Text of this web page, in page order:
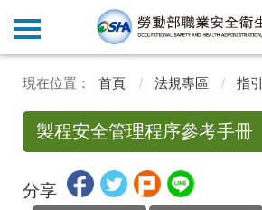
首頁 法規專區 指引
製程安全管理程序參考手冊
分享